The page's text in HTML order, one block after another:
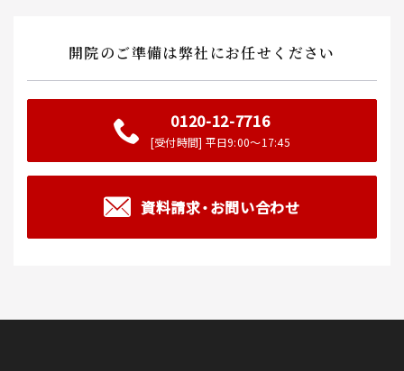
開院のご準備は弊社にお任せください
0120-12-7716
[受付時間] 平日9:00～17:45
資料請求・お問い合わせ